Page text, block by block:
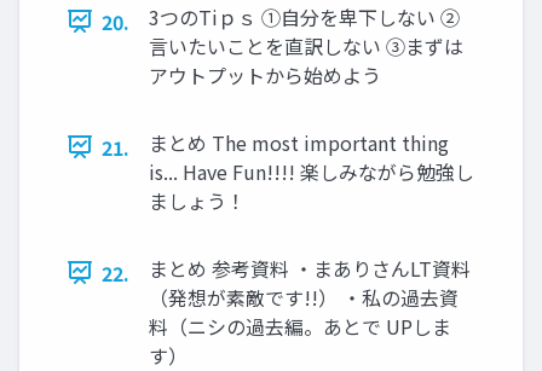
20.
3つのTiｐｓ ①自分を卑下しない ②
言いたいことを直訳しない ③まずは
アウトプットから始めよう
21.
まとめ The most important thing
is... Have Fun!!!! 楽しみながら勉強し
ましょう！
22.
まとめ 参考資料 ・まありさんLT資料
（発想が素敵です!!） ・私の過去資
料（ニシの過去編。あとで UPしま
す）